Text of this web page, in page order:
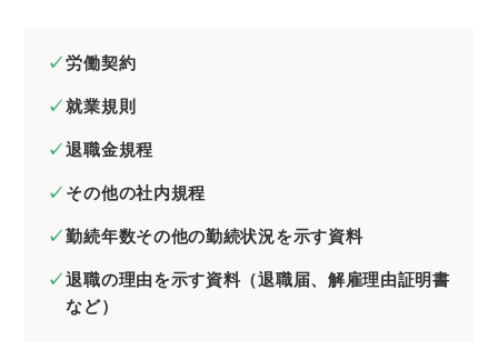
労働契約
就業規則
退職金規程
その他の社内規程
勤続年数その他の勤続状況を示す資料
退職の理由を示す資料（退職届、解雇理由証明書
など）